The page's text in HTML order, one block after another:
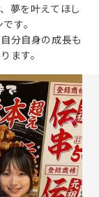
夢を叶えてほし
す。
分自身の成長も
ます。